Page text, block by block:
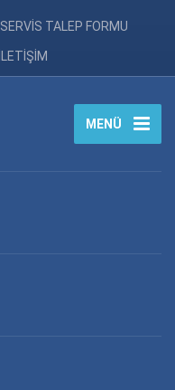
SERVİS TALEP FORMU
İLETİŞİM
MENÜ